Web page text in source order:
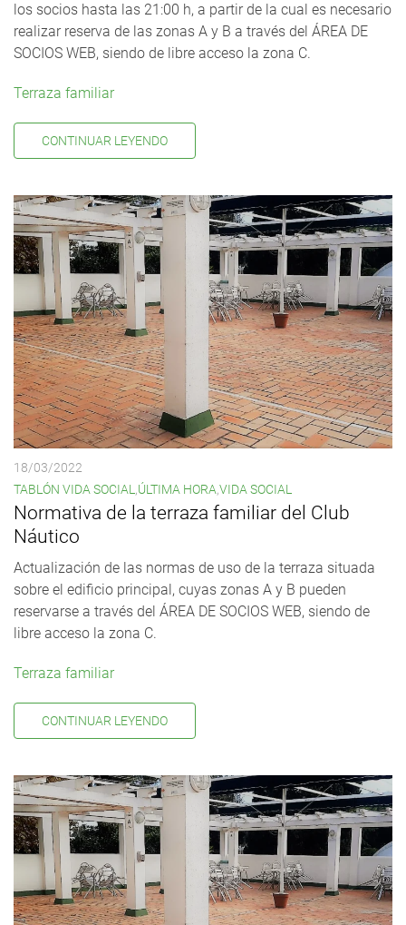
los socios hasta las 21:00 h, a partir de la cual es necesario
realizar reserva de las zonas A y B a través del ÁREA DE
SOCIOS WEB, siendo de libre acceso la zona C.
Terraza familiar
CONTINUAR LEYENDO
18/03/2022
TABLÓN VIDA SOCIAL,ÚLTIMA HORA,VIDA SOCIAL
Normativa de la terraza familiar del Club
Náutico
Actualización de las normas de uso de la terraza situada
sobre el edificio principal, cuyas zonas A y B pueden
reservarse a través del ÁREA DE SOCIOS WEB, siendo de
libre acceso la zona C.
Terraza familiar
CONTINUAR LEYENDO